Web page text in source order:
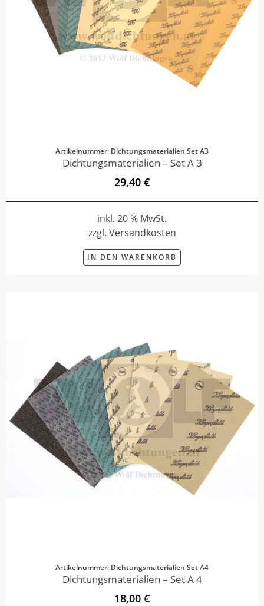
Artikelnummer: Dichtungsmaterialien Set A3
Dichtungsmaterialien – Set A 3
29,40 €
inkl. 20 % MwSt.
zzgl. Versandkosten
IN DEN WARENKORB
Artikelnummer: Dichtungsmaterialien Set A4
Dichtungsmaterialien – Set A 4
18,00 €